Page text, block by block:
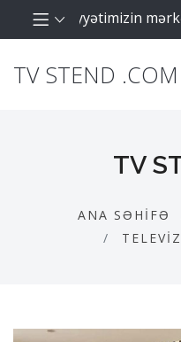
fəaliyyətimizin
TV STEND .COM
TV
ANA SƏHIFƏ